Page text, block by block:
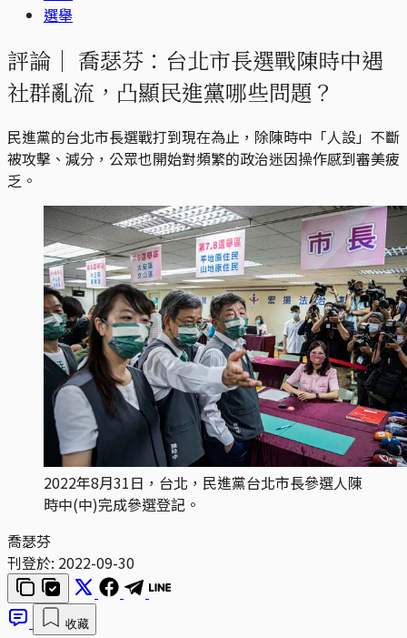
選舉
評論｜ 喬瑟芬：台北市長選戰陳時中遇
社群亂流，凸顯民進黨哪些問題？
民進黨的台北市長選戰打到現在為止，除陳時中「人設」不斷
被攻擊、減分，公眾也開始對頻繁的政治迷因操作感到審美疲
乏。
2022年8月31日，台北，民進黨台北市長參選人陳
時中(中)完成參選登記。
喬瑟芬
刊登於: 2022-09-30
收藏